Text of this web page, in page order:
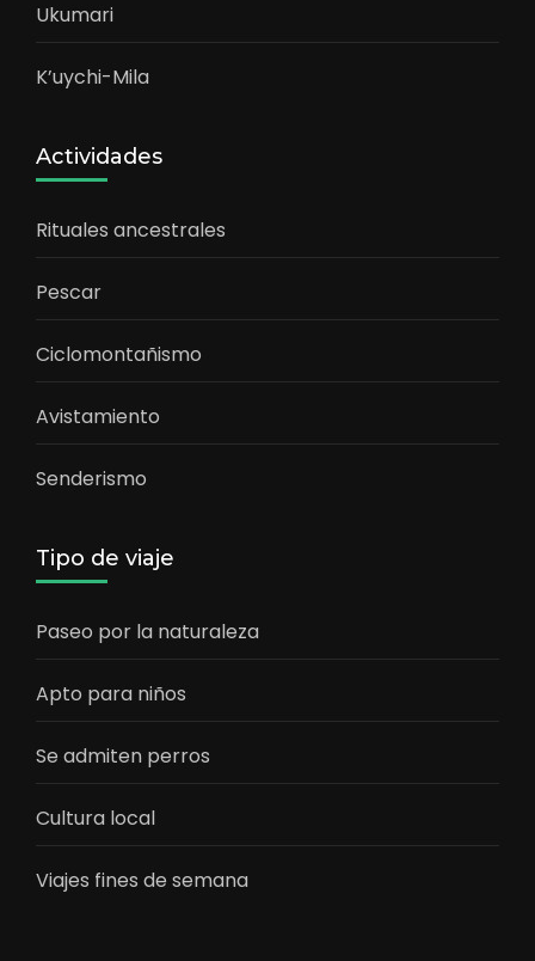
Ukumari
K’uychi-Mila
Actividades
Rituales ancestrales
Pescar
Ciclomontañismo
Avistamiento
Senderismo
Tipo de viaje
Paseo por la naturaleza
Apto para niños
Se admiten perros
Cultura local
Viajes fines de semana